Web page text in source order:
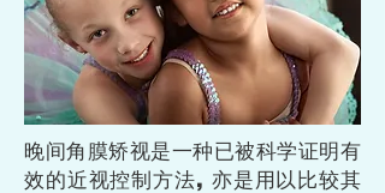
晚间角膜矫视是一种已被科学证明有
效的近视控制方法, 亦是用以比较其